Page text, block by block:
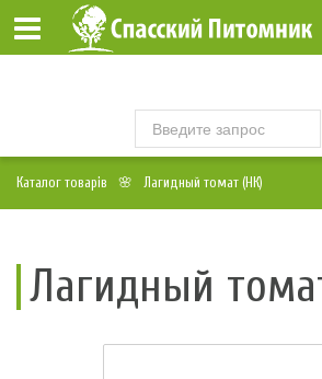
Каталог товарів Лагидный томат (НК)
Лагидный